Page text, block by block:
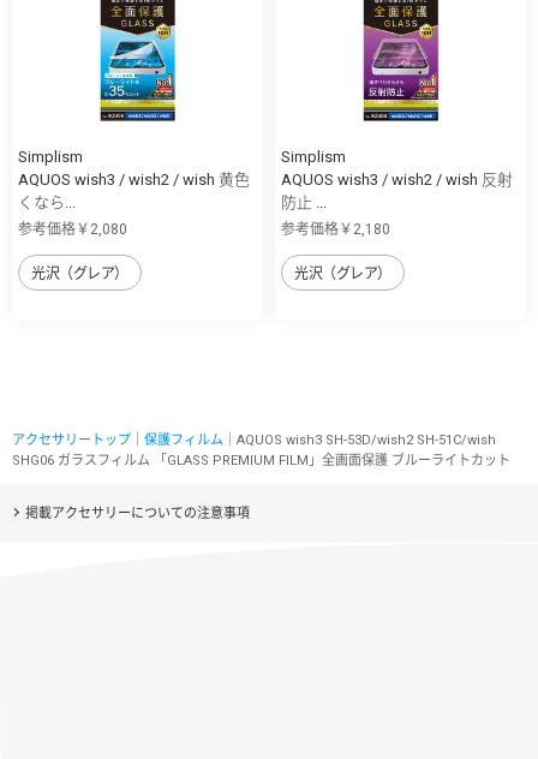
Simplism
AQUOS wish3 / wish2 / wish 黄色
くなら...
参考価格￥2,080
光沢（グレア）
Simplism
AQUOS wish3 / wish2 / wish 反射
防止 ...
参考価格￥2,180
光沢（グレア）
アクセサリートップ 保護フィルム ｜AQUOS wish3 SH-53D/wish2 SH-51C/wish
SHG06 ガラスフィルム 「GLASS PREMIUM FILM」全画面保護 ブルーライトカット
掲載アクセサリーについての注意事項